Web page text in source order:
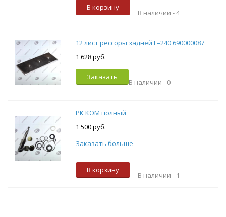
В корзину
В наличии -4
12 лист рессоры задней L=240 690000087
1 628 руб.
Заказать
В наличии - 0
РК КОМ полный
1 500 руб.
Заказать больше
В корзину
В наличии - 1